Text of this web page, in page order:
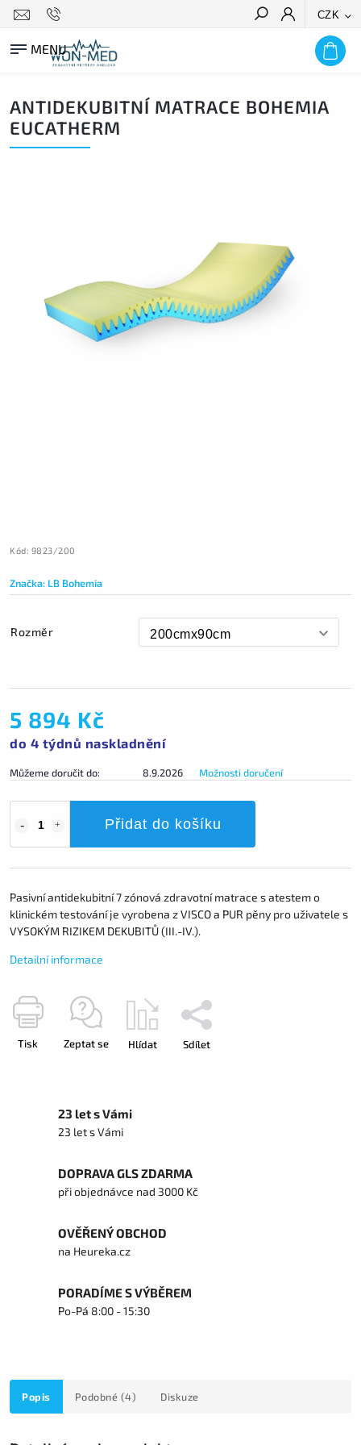
CZK
HLEDAT
ANTIDEKUBITNÍ MATRACE BOHEMIA
EUCATHERM
Kód: 9823/200
Značka: LB Bohemia
Rozměr
5 894 Kč
do 4 týdnů naskladnění
Můžeme doručit do: 8.9.2026 Možnosti doručení
Přidat do košíku
Pasivní antidekubitní 7 zónová zdravotní matrace s atestem o
klinickém testování je vyrobena z VISCO a PUR pěny pro uživatele s
VYSOKÝM RIZIKEM DEKUBITŮ (III.-IV.).
Detailní informace
Tisk Zeptat se Hlídat Sdílet
23 let s Vámi
23 let s Vámi
DOPRAVA GLS ZDARMA
při objednávce nad 3000 Kč
OVĚŘENÝ OBCHOD
na Heureka.cz
PORADÍME S VÝBĚREM
Po-Pá 8:00 - 15:30
Popis Podobné (4) Diskuze